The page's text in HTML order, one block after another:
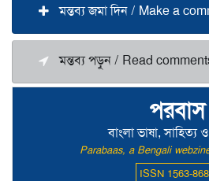
পরবাস
বাংলা ভাষা, সাহিত্য
Parabaas, a Bengali
ISSN 1563-
মন্তব্য জমা দিন / Make a
মন্তব্য পড়ুন / Read